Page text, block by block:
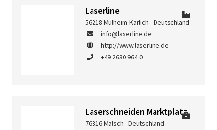
Laserline
56218 Mülheim-Kärlich - Deutschland
info@laserline.de
http://www.laserline.de
+49 2630 964-0
Laserschneiden Marktplatz
76316 Malsch - Deutschland